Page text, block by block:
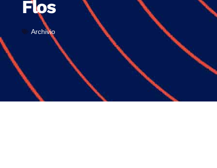
Flos
Archivio